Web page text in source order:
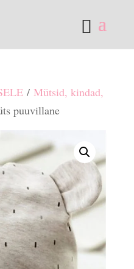
/ Mütsid, kindad,
puuvillane